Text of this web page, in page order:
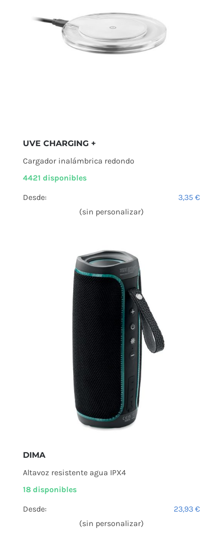
UVE CHARGING +
Cargador inalámbrica redondo
4421 disponibles
Desde: 3,35€
(sin personalizar)
DIMA
Altavoz resistente agua IPX4
18 disponibles
Desde: 23,93€
(sin personalizar)